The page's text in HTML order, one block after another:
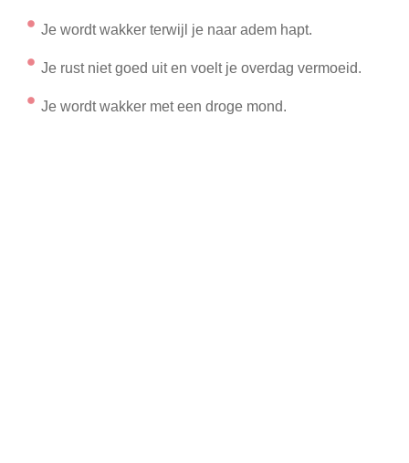
Je wordt wakker terwijl je naar adem hapt.
Je rust niet goed uit en voelt je overdag vermoeid.
Je wordt wakker met een droge mond.